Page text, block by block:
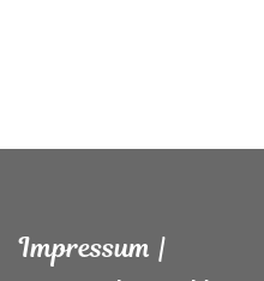
Impressum |